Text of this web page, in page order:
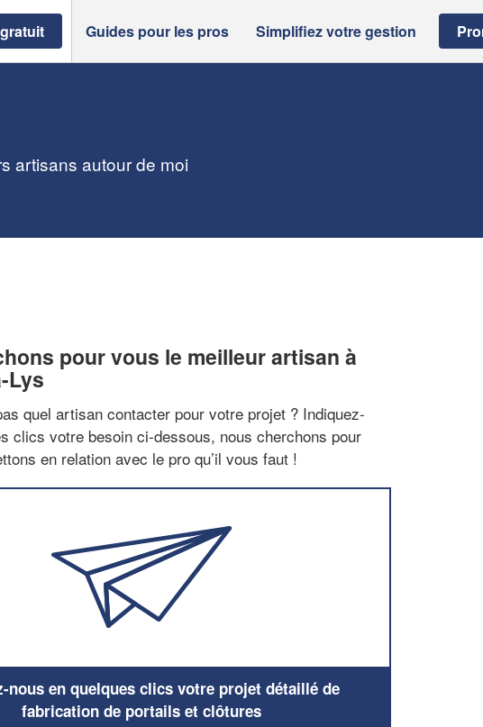
Guides pour les pros Simplifiez votre gestion
artisans autour de moi
pour vous le meilleur artisan à
Lys
quel artisan contacter pour votre projet ? Indiquez-
clics votre besoin ci-dessous, nous cherchons pour
en relation avec le pro qu’il vous faut !
nous en quelques clics votre projet détaillé de
fabrication de portails et clôtures